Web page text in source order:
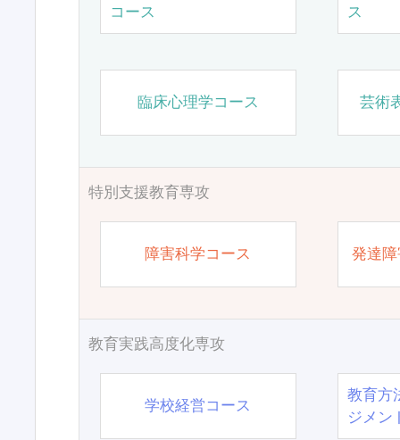
コース
ス
臨床心理学コース 芸術
特別支援教育専攻
障害科学コース 発達
教育実践高度化専攻
学校経営コース
教育方
ジメン